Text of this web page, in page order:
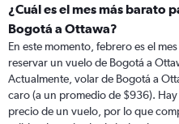
categories.
Range:
91
categories.
The
chart
has
1
¿Cuál es el mes más barato
Bogotá a Ottawa?
En este momento, febrero es el
reservar un vuelo de Bogotá a
Actualmente, volar de Bogotá a
caro (a un promedio de $936).
precio de un vuelo, por lo que